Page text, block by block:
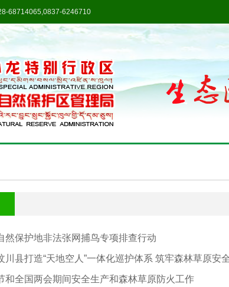
68714065,0837-6246710
然保护地非法张网捕鸟专项排查行动
川县打造“天地空人”一体化巡护体系 筑牢森林草原安
和全国两会期间安全生产和森林草原防火工作